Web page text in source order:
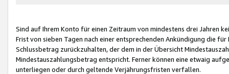
Sind auf Ihrem Konto für einen Zeitraum von mindestens drei Jahren
Frist von sieben Tagen nach einer entsprechenden Ankündigung die
Schlussbetrag zurückzuhalten, der dem in der Übersicht
Mindestauszahlungsbetrag entspricht. Ferner können eine etwaig
unterliegen oder durch geltende Verjährungsfristen verfallen.